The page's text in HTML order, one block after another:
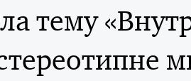
тему